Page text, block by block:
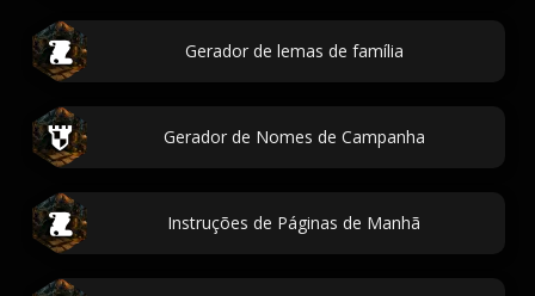
Gerador de lemas de família
Gerador de Nomes de Campanha
Instruções de Páginas de Manhã